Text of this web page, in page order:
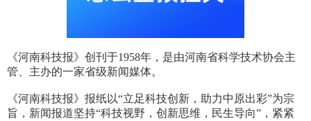
《河南科技报》创刊于1958年，是由河南省科学技术协会主
管、主办的一家省级新闻媒体。
《河南科技报》报纸以“立足科技创新，助力中原出彩”为宗
旨，新闻报道坚持“科技视野，创新思维，民生导向”，紧紧